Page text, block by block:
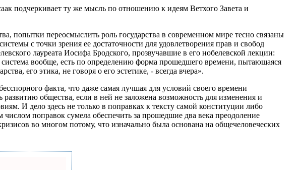
подчеркивает ту же мысль по отношению к идеям Ветхого Завета и
попытки переосмыслить роль государства в современном мире тесно связаны
с точки зрения ее достаточности для удовлетворения прав и свобод
лауреата Иосифа Бродского, прозвучавшие в его нобелевской лекции:
система вообще, есть по определению форма прошедшего времени, пытающаяся
его этика, не говоря о его эстетике, - всегда вчера».
факта, что даже самая лучшая для условий своего времени
общества, если в ней не заложена возможность для изменения и
И дело здесь не только в поправках к тексту самой конституции либо
поправок сумела обеспечить за прошедшие два века преодоление
во многом потому, что изначально была основана на общечеловеческих